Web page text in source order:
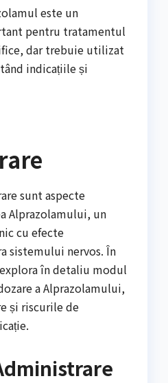
este un
pentru tratamentul
dar trebuie utilizat
indicațiile și
sunt aspecte
Alprazolamului, un
cu efecte
sistemului nervos. În
în detaliu modul
a Alprazolamului,
și riscurile de